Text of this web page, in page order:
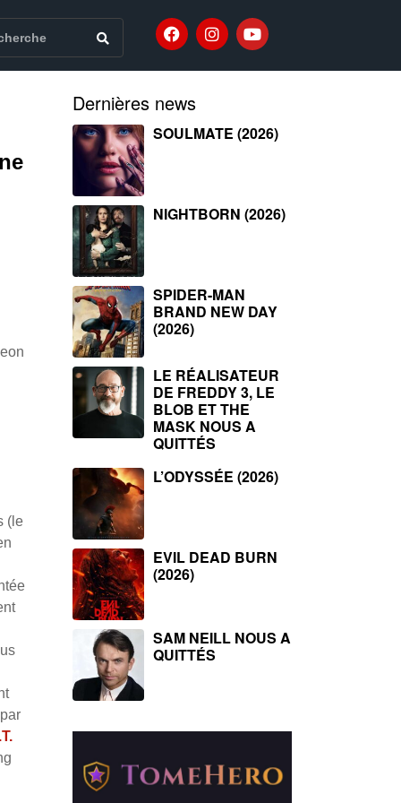
(le
Dernières news
SOULMATE (2026)
NIGHTBORN (2026)
SPIDER-MAN
BRAND NEW DAY
(2026)
LE RÉALISATEUR
DE FREDDY 3, LE
BLOB ET THE
MASK NOUS A
QUITTÉS
L’ODYSSÉE (2026)
EVIL DEAD BURN
(2026)
SAM NEILL NOUS A
QUITTÉS